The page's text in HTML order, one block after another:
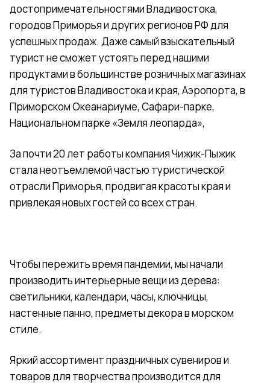
достопримечательностями Владивостока,
городов Приморья и других регионов РФ для
успешных продаж. Даже самый взыскательный
турист не сможет устоять перед нашими
продуктами в большинстве розничных магазинах
для туристов Владивостока и края, Аэропорта, в
Приморском Океанариуме, Сафари-парке,
Национальном парке «Земля леопарда»,
За почти 20 лет работы компания Чижик-Пыжик
стала неотъемлемой частью туристической
отрасли Приморья, продвигая красоты края и
привлекая новых гостей со всех стран.
Чтобы пережить время пандемии, мы начали
производить интерьерные вещи из дерева:
светильники, календари, часы, ключницы,
настенные панно, предметы декора в морском
стиле.
Яркий ассортимент праздничных сувениров и
товаров для творчества производится для